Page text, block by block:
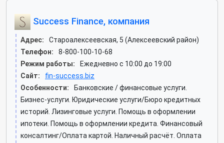
Success Finance, компания
Адрес:
Староалексеевская, 5 (Алексеевский район)
Телефон:
8-800-100-10-68
Режим работы:
Ежедневно с 10:00 до 19:00
Сайт:
fin-success.biz
Особенности:
Банковские / финансовые услуги.
Бизнес-услуги. Юридические услуги/Бюро кредитных
историй. Лизинговые услуги. Помощь в оформлении
ипотеки. Помощь в оформлении кредита. Финансовый
консалтинг/Оплата картой. Наличный расчёт. Оплата